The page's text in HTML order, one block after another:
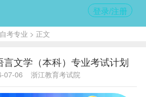
登录/注册
考专业 > 正文
文学（本科）专业考试计划
07-06 浙江教育考试院